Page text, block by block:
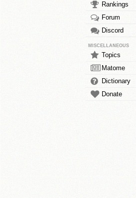
Rankings
Forum
Discord
MISCELLANEOUS
Topics
Matome
Dictionary
Donate